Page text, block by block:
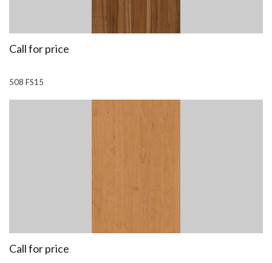
Call for price
508 FS15
Call for price